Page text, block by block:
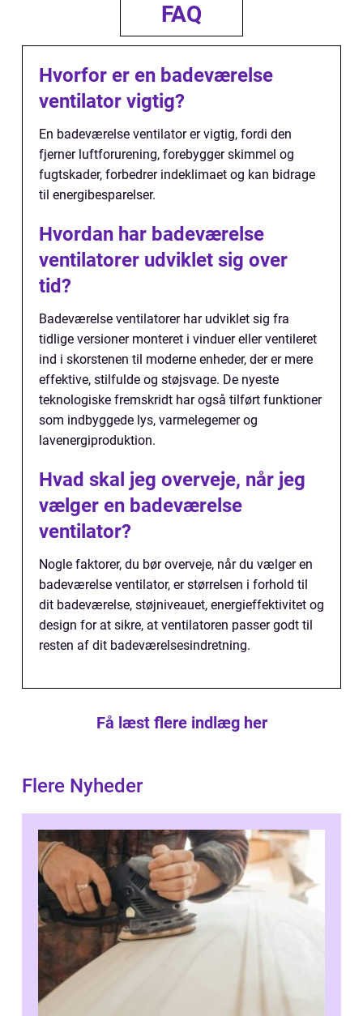
FAQ
Hvorfor er en badeværelse
ventilator vigtig?
En badeværelse ventilator er vigtig, fordi den
fjerner luftforurening, forebygger skimmel og
fugtskader, forbedrer indeklimaet og kan bidrage
til energibesparelser.
Hvordan har badeværelse
ventilatorer udviklet sig over
tid?
Badeværelse ventilatorer har udviklet sig fra
tidlige versioner monteret i vinduer eller ventileret
ind i skorstenen til moderne enheder, der er mere
effektive, stilfulde og støjsvage. De nyeste
teknologiske fremskridt har også tilført funktioner
som indbyggede lys, varmelegemer og
lavenergiproduktion.
Hvad skal jeg overveje, når jeg
vælger en badeværelse
ventilator?
Nogle faktorer, du bør overveje, når du vælger en
badeværelse ventilator, er størrelsen i forhold til
dit badeværelse, støjniveauet, energieffektivitet og
design for at sikre, at ventilatoren passer godt til
resten af dit badeværelsesindretning.
Få læst flere indlæg her
Flere Nyheder